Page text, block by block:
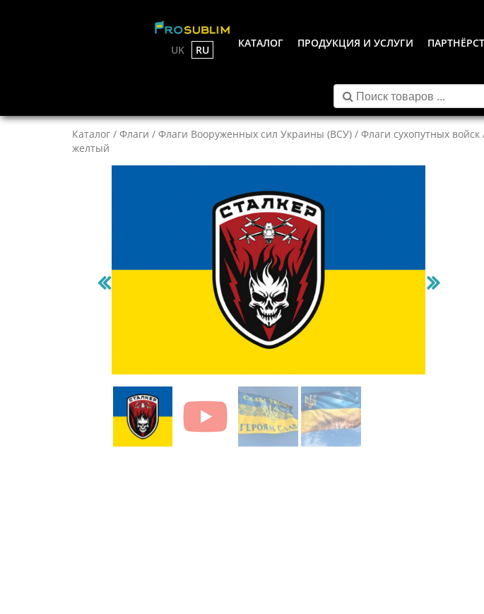
UK RU
КАТАЛОГ ПРОДУКЦИЯ И УСЛУГИ
Каталог / Флаги / Флаги Вооруженных сил Украины (ВСУ) / Флаги сухопутных войск
желтый